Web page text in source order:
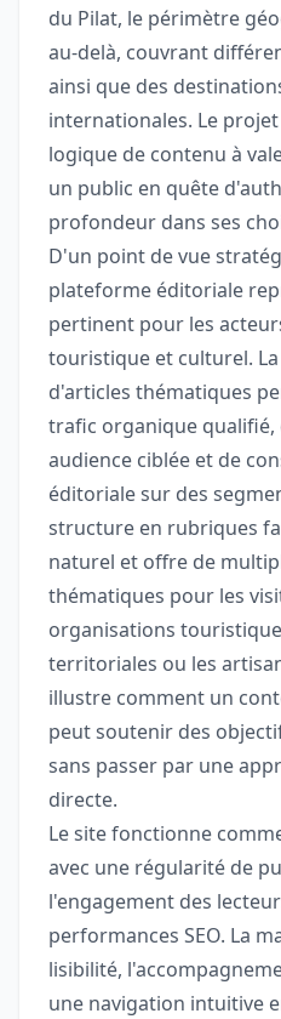
du Pilat, le périmètre
au-delà, couvrant
ainsi que des
internationales. Le
logique de contenu à
un public en quête
profondeur dans ses
D'un point de vue
plateforme éditoriale
pertinent pour les
touristique et culturel.
d'articles thématiques
trafic organique qualifié,
audience ciblée et de
éditoriale sur des
structure en rubriques
naturel et offre de
thématiques pour les
organisations
territoriales ou les
illustre comment un
peut soutenir des
sans passer par une
directe.
Le site fonctionne
avec une régularité de
l'engagement des
performances SEO. La
lisibilité,
une navigation intuitive